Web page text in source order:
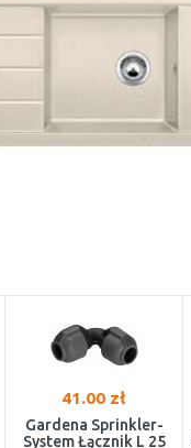
41.00 zł
Gardena Sprinkler-
System Łącznik L 25